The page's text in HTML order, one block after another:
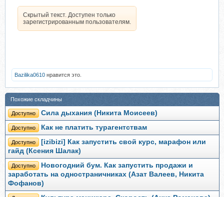
Скрытый текст. Доступен только
зарегистрированным пользователям.
Bazilika0610 нравится это.
Похожие складчины
Доступно Сила дыхания (Никита Моисеев)
Доступно Как не платить турагентствам
Доступно
[izibizi] Как запустить свой курс, марафон или
гайд (Ксения Шалак)
Доступно
Новогодний бум. Как запустить продажи и
заработать на одностраничниках (Азат Валеев, Никита
Фофанов)